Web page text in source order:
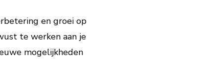
en groei op
te werken aan je
mogelijkheden